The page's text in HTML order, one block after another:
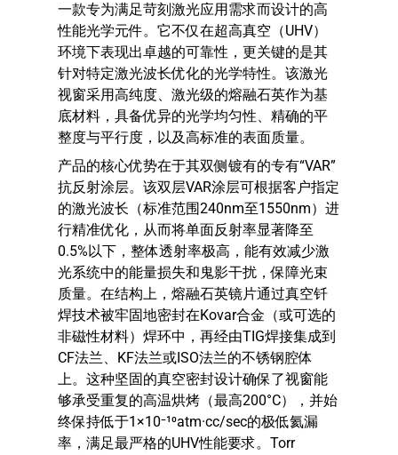
一款专为满足苛刻激光应用需求而设计的高
性能光学元件。它不仅在超高真空（UHV）
环境下表现出卓越的可靠性，更关键的是其
针对特定激光波长优化的光学特性。该激光
视窗采用高纯度、激光级的熔融石英作为基
底材料，具备优异的光学均匀性、精确的平
整度与平行度，以及高标准的表面质量。
产品的核心优势在于其双侧镀有的专有“VAR”
抗反射涂层。该双层VAR涂层可根据客户指定
的激光波长（标准范围240nm至1550nm）进
行精准优化，从而将单面反射率显著降至
0.5%以下，整体透射率极高，能有效减少激
光系统中的能量损失和鬼影干扰，保障光束
质量。在结构上，熔融石英镜片通过真空钎
焊技术被牢固地密封在Kovar合金（或可选的
非磁性材料）焊环中，再经由TIG焊接集成到
CF法兰、KF法兰或ISO法兰的不锈钢腔体
上。这种坚固的真空密封设计确保了视窗能
够承受重复的高温烘烤（最高200°C），并始
终保持低于1×10⁻¹⁰atm·cc/sec的极低氦漏
率，满足最严格的UHV性能要求。Torr